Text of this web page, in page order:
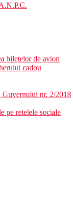
biletelor de avion
cadou
nr. 2/2018
pe retelele sociale